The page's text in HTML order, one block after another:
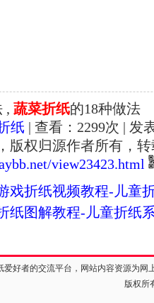
, 蔬菜折纸的18种做法
纸 | 查看： 2299次 | 发
版权归源作者所有，
view23423.html
戏折纸视频教程-儿童
纸图解教程-儿童折纸
爱好者的交流平台，网站内容资源为
版权所